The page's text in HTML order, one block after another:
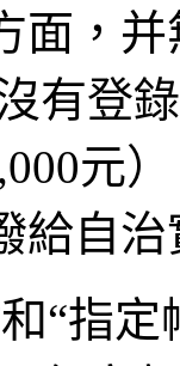
面，
有登
元
給自
“指